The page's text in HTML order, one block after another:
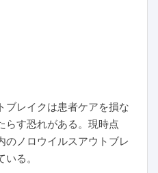
ブレイクは患者ケアを損な
らす恐れがある。現時点
のノロウイルスアウトブレ
る。